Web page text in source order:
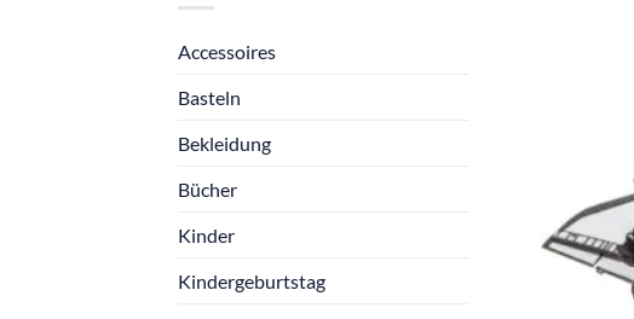
Accessoires
Basteln
Bekleidung
Bücher
Kinder
Kindergeburtstag